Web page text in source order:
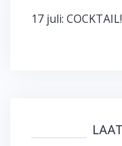
Bericht
navigatie
17 juli: COCKTAIL!